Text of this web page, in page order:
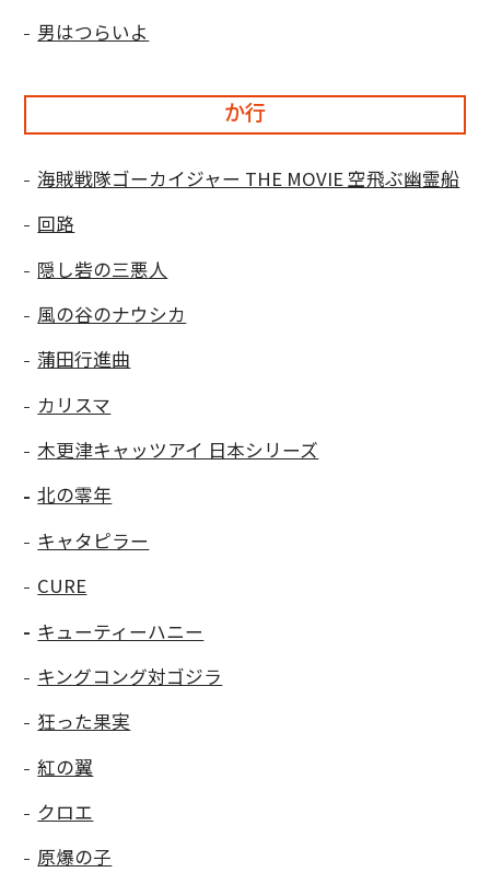
男はつらいよ
か行
海賊戦隊ゴーカイジャー THE MOVIE 空飛ぶ幽霊船
回路
隠し砦の三悪人
風の谷のナウシカ
蒲田行進曲
カリスマ
木更津キャッツアイ 日本シリーズ
北の零年
キャタピラー
CURE
キューティーハニー
キングコング対ゴジラ
狂った果実
紅の翼
クロエ
原爆の子